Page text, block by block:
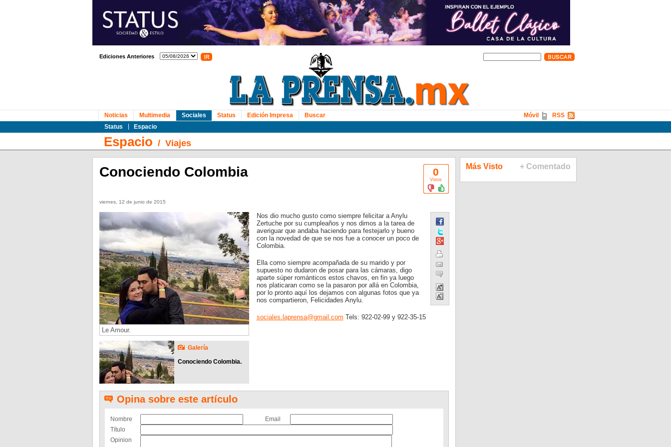
Ediciones Anteriores
Noticias Multimedia
Sociales
Status
Espacio
Status Edición Impresa Buscar RSS
Móvil
Espacio / Viajes
0
Votos
Conociendo Colombia
viernes, 12 de junio de 2015
Le Amour.
Nos dio mucho gusto como siempre felicitar a Anylu
Zertuche por su cumpleaños y nos dimos a la tarea de
averiguar que andaba haciendo para festejarlo y bueno
con la novedad de que se nos fue a conocer un poco de
Colombia.
Ella como siempre acompañada de su marido y por
supuesto no dudaron de posar para las cámaras, digo
aparte súper románticos estos chavos, en fin ya luego
nos platicaran como se la pasaron por allá en Colombia,
por lo pronto aquí los dejamos con algunas fotos que ya
nos compartieron, Felicidades Anylu.
sociales.laprensa@gmail.com Tels: 922-02-99 y 922-35-15
Galería
Conociendo Colombia.
Opina sobre este artículo
Nombre
Email
Título
Opinion
Más Visto + Comentado